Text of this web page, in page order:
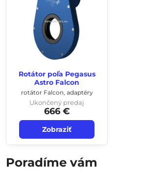
Rotátor poľa Pegasus
Astro Falcon
rotátor Falcon, adaptéry
Ukončený predaj
666 €
Zobraziť
Poradíme vám